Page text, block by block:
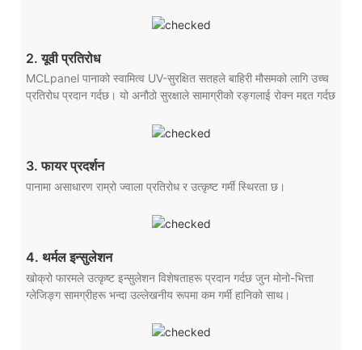
2. यूवी प्रतिरोध
MCLpanel पानाको स्वामित्व UV-सुरक्षित सतहले बाहिरी मौसमको लागि उच्च
प्रतिरोध प्रदान गर्दछ। यो अनौठो सुरक्षाले सामाग्रीको रङ्गलाई रोक्न मद्दत गर्दछ
3. फायर प्रदर्शन
पानामा असाधारण राम्रो ज्वाला प्रतिरोध र उत्कृष्ट गर्मी स्थिरता छ।
4. थर्मल इन्सुलेशन
खोक्रो फारमले उत्कृष्ट इन्सुलेशन विशेषताहरू प्रदान गर्दछ जुन मोनो-भित्ता
ग्लेजिङ्ग सामग्रीहरू भन्दा उल्लेखनीय रूपमा कम गर्मी हानिको साथ।